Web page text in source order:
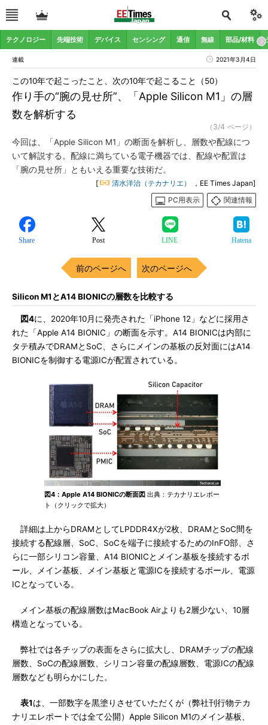
テクノロジー 先端技術 デバイス センシング 通信 無線 部品/材料
連載 2021年3月4日
作り手の“腕の見せ所”、「Apple Silicon M1」の層
数を解析する
この10年で起こったこと、次の10年で起こること（50）
（3/4 ページ）
今回は、「Apple Silicon M1」の断面を解析し、層数や配線につ
いて解説する。配線に満ちている電子機器では、配線や配置は
「腕の見せ所」ともいえる重要な技術だ。
[ 清水洋治（テカナリエ）
，EE Times Japan]
PC用表示
関連情報
Share Post LINE Hatena
前のページへ 次のページへ
Silicon M1とA14 BIONICの層数を比較する
図4に、2020年10月に発売された「iPhone 12」などに採用さ
れた「Apple A14 BIONIC」の断面を示す。A14 BIONICは内部に
タテ積みでDRAMとSoC、さらにメインの基板の反対面にはA14
BIONICを制御する電源ICが配置されている。
図4：Apple A14 BIONICの断面図 出典：テカナリエレポー
ト（クリックで拡大）
詳細は上からDRAMとしてLPDDR4Xが2枚、DRAMとSoC間を
接続する配線層、SoC、SoCを端子に接続するためのInFO部、さ
らに一部シリコン容量、A14 BIONICとメイン基板を接続するボ
ール、メイン基板、メイン基板と電源ICを接続するボール、電源
ICとなっている。
メイン基板の配線層数はMacBook Airよりも2層少ない、10層
構造となっている。
弊社では各チップの表面をさらに拡大し、DRAMチップの配線
層数、SoCの配線層数、シリコン容量の配線層数、電源ICの配線
層数なども明らかにした。
表1は、一部数字を黒塗りさせていただくが（弊社刊行物テカ
ナリエレポートでは全て公開）Apple Silicon M1のメイン基板、